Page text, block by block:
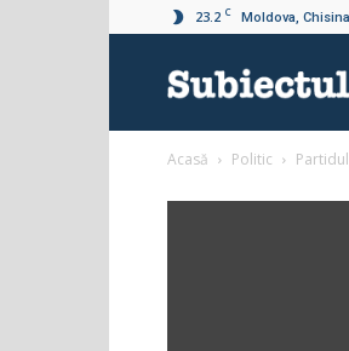
23.2 C Moldova,
Acasă Politic